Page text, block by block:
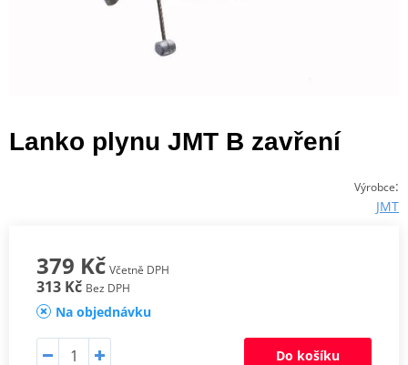
Lanko plynu JMT B zavření
Výrobce:
JMT
379 Kč Včetně DPH
313 Kč Bez DPH
Na objednávku
Do košíku